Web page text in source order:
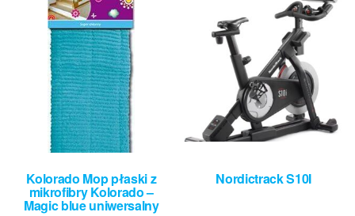
Kolorado Mop płaski z
mikrofibry Kolorado –
Magic blue uniwersalny
Nordictrack S10I